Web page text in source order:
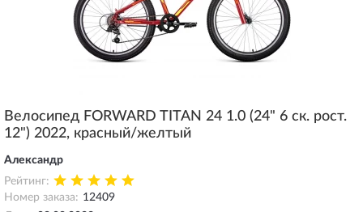
Велосипед FORWARD TITAN 24 1.0 (24" 6 ск. рост.
12") 2022, красный/желтый
Александр
Рейтинг:
Номер заказа: 12409